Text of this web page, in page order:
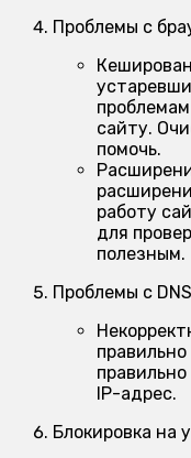
Проблемы с
сайту.
помочь.
работу
для
полезным.
Проблемы с
IP-адрес.
Блокировка на